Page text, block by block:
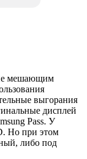
мешающим
выгорания
дисплей
Pass. У
Но при этом
либо под